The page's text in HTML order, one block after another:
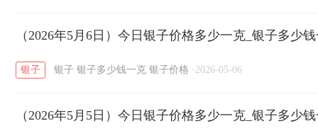
（2026年5月6日）今日银子价格多少一克_银子多少
银子 银子 银子多少钱一克 银子价格 · 2026-05-06
（2026年5月5日）今日银子价格多少一克_银子多少